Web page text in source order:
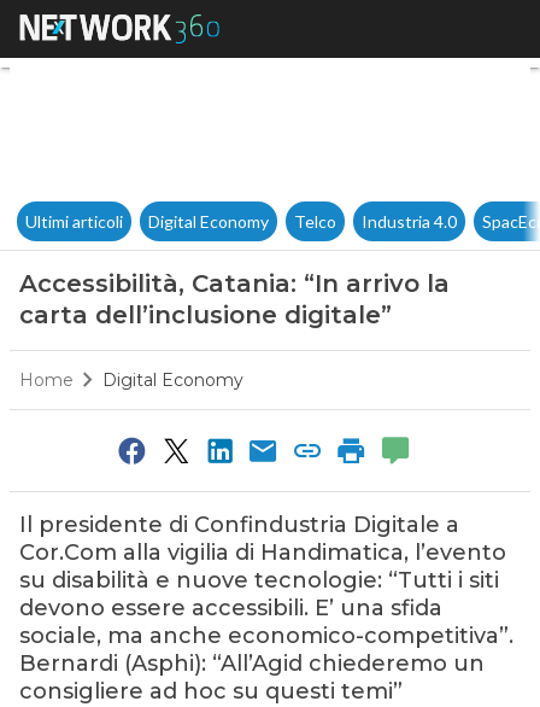
Accessibilità, Catania: “In
Ultimi articoli Digital Economy Telco Industria 4.0
Accessibilità, Catania: “In arrivo la
carta dell’inclusione digitale”
Home Digital Economy
Il presidente di Confindustria Digitale a
Cor.Com alla vigilia di Handimatica, l’evento
su disabilità e nuove tecnologie: “Tutti i siti
devono essere accessibili. E’ una sfida
sociale, ma anche economico-competitiva”.
Bernardi (Asphi): “All’Agid chiederemo un
consigliere ad hoc su questi temi”